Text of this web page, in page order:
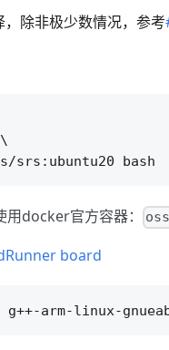
除非极少数情况，参考
docker官方容器：
board